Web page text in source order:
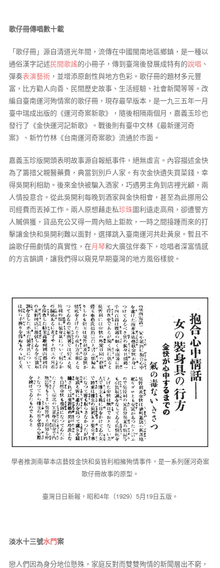
歌仔冊傳唱數十載
「歌仔冊」源自清道光年間，流傳在中國閩南地區鄉鎮，是一種以
通俗漢字記述民間歌謠的小冊子，傳到臺灣後發展成特有的說唱 、
彈奏表演藝術，並增添原創性與地方色彩。歌仔冊的題材多元豐
富，比方勸人向善、民間歷史故事、生活經驗、社會新聞等等。改
編自臺南運河殉情案的歌仔冊，現存最早版本，是一九三五年一月
臺中瑞成出版的《運河奇案新歌》，隨後相隔兩個月，嘉義玉珍也
發行了《金快運河記新歌》。戰後則有臺中文林《最新運河奇
案》、新竹竹林《台南運河奇案歌》流通於市面。
嘉義玉珍版開頭表明故事源自報紙事件，絕無虛言。內容描述金快
為了籌措父親醫藥費，典當到別戶人家。有次金快遺失買菜錢，幸
得吳開利相助。後來金快被騙入酒家，巧遇男主角到店裡光顧，兩
人情投意合。從此吳開利每晚到酒家與金快相會，甚至為此挪用公
司經費而丟掉工作。兩人原想藉走私珍珠圖利遠走高飛，卻遭警方
人贓俱獲，貨品充公又得一周內賠上鉅款，一時之間接踵而來的打
擊讓金快和吳開利難以面對，選擇跳入臺南運河共赴黃泉。暫且不
論歌仔冊劇情的真實性，在月琴和大廣弦伴奏下，唸唱者深富情感
的方言韻調，讓我們得以窺見早期臺灣的地方風俗樣貌。
學者推測南華本店藝妓金快和吳皆利相擁殉情事件，是一系列運河奇案
歌仔冊故事的原型。
臺灣日日新報，昭和4年（1929）5月19日五版。
淡水十三號水門案
戀人們因為身分地位懸殊，家庭反對而雙雙殉情的新聞層出不窮，